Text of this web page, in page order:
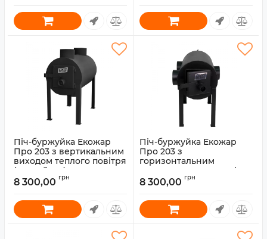
Піч-буржуйка Екожар
Про 203 з вертикальним
виходом теплого повітря
(сталь 5 мм)
Артикул: 30010047
8 300,00 грн
Піч-буржуйка Екожар
Про 203 з
горизонтальним
виходом теплого повітря
(сталь 5 мм)
8 300,00 грн